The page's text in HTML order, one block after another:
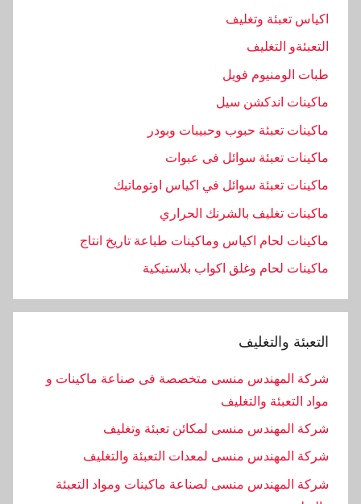
اكياس تعبئة وتغليف
التعبئةو التغليف
طبات الومنيوم فويل
ماكينات اندكشن سيل
ماكينات تعبئة حبوب وحبيبات وبودر
ماكينات تعبئة سوائل فى عبوات
ماكينات تعبئة سوائل في اكياس اوتوماتيك
ماكينات تغليف بالشرنك الحراري
ماكينات لحام اكياس وماكينات طباعة تاريخ انتاج
ماكينات لحام وغلق اكواب بلاستيكية
التعبئة والتغليف
شركة المهندس منسى متخصصة فى صناعة ماكينات و
مواد التعبئة والتغليف
شركة المهندس منسى لمكائن تعبئة وتغليف
شركة المهندس منسى لمعدات التعبئة والتغليف
شركة المهندس منسى لصناعة ماكينات ومواد التعبئة